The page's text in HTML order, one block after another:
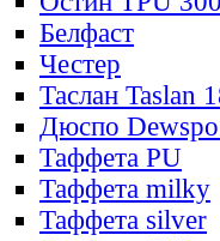
Белфаст
Честер
Таслан Taslan
Дюспо
Таффета PU
Таффета milky
Таффета silver